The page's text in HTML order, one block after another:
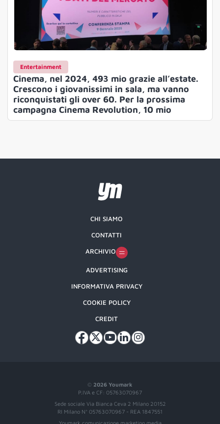
Entertainment
Cinema, nel 2024, 493 mio grazie all’estate.
Crescono i giovanissimi in sala, ma vanno
riconquistati gli over 60. Per la prossima
campagna Cinema Revolution, 10 mio
© 2026 Youmark
P.IVA e CF: 05763070967
Sede sociale Via Bianca Ceva 2 Milano 20152
RI Milano N° 05763070967 - REA 1847551
CHI SIAMO
CONTATTI
ARCHIVIO
ADVERTISING
INFORMATIVA PRIVACY
COOKIE POLICY
CREDIT